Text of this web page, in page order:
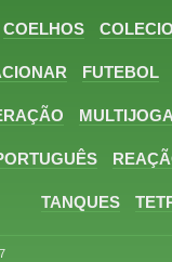
COELHOS
FUTEBOL
TANQUES